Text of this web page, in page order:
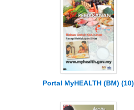
Portal MyHEALTH (BM) (10)